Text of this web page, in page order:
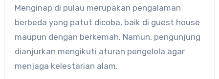
Menginap di pulau merupakan pengalaman
berbeda yang patut dicoba, baik di guest house
maupun dengan berkemah. Namun, pengunjung
dianjurkan mengikuti aturan pengelola agar
menjaga kelestarian alam.